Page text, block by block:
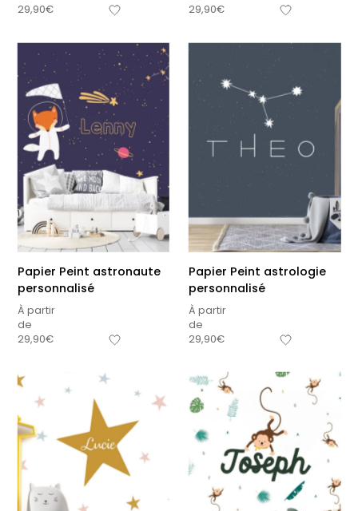
29,90€
29,90€
Papier Peint astronaute
personnalisé
À partir
de
29,90€
Papier Peint astrologie
personnalisé
À partir
de
29,90€